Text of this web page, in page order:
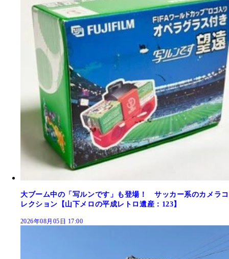
大ブーム中の「写ルンです」も登場！ サッカー系のカメラコ
レクション【山下メロの平成レトロ遺産：123】
2026年08月05日 17:00